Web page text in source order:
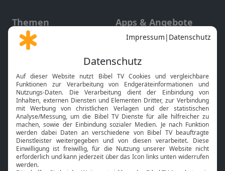
Themen
Gott und Bibel erklärt
Neuigkeiten
Apps & Angebote
Mobile App
Smart TV
HbbTV
Bibelthek Online-Bibel
Nächster Gottesdienst
Bibel TV Service